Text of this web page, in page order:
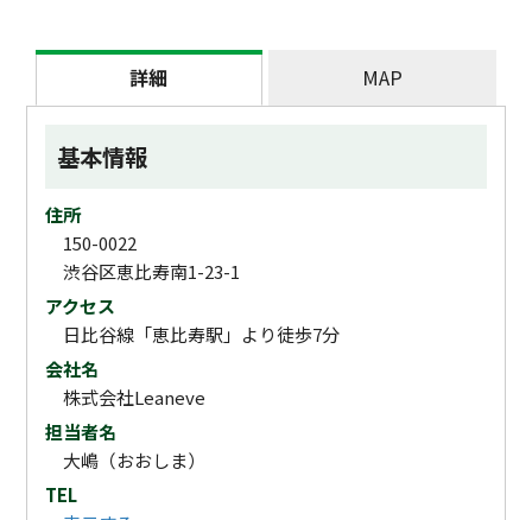
詳細 MAP
基本情報
住所
150-0022
渋谷区恵比寿南1-23-1
アクセス
日比谷線「恵比寿駅」より徒歩7分
会社名
株式会社Leaneve
担当者名
大嶋（おおしま）
TEL